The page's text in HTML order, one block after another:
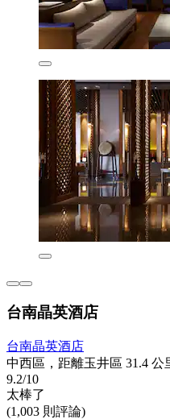
台南晶英酒店
台南晶英酒店
中西區，距離玉井區 31.4 公
9.2/10
太棒了
(1,003 則評論)